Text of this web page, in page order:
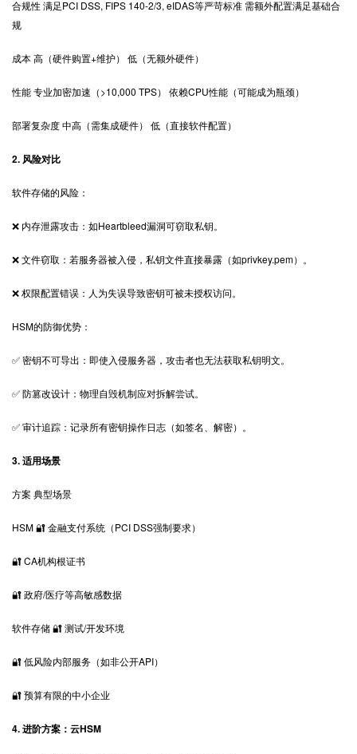
合规性 满足PCI DSS, FIPS 140-2/3, eIDAS等严苛标准 需额外配置满足基础合
规
成本 高（硬件购置+维护） 低（无额外硬件）
性能 专业加密加速（>10,000 TPS） 依赖CPU性能（可能成为瓶颈）
部署复杂度 中高（需集成硬件） 低（直接软件配置）
2. 风险对比
软件存储的风险：
❌ 内存泄露攻击：如Heartbleed漏洞可窃取私钥。
❌ 文件窃取：若服务器被入侵，私钥文件直接暴露（如privkey.pem）。
❌ 权限配置错误：人为失误导致密钥可被未授权访问。
HSM的防御优势：
✅ 密钥不可导出：即使入侵服务器，攻击者也无法获取私钥明文。
✅ 防篡改设计：物理自毁机制应对拆解尝试。
✅ 审计追踪：记录所有密钥操作日志（如签名、解密）。
3. 适用场景
方案 典型场景
HSM 🔐 金融支付系统（PCI DSS强制要求）
🔐 CA机构根证书
🔐 政府/医疗等高敏感数据
软件存储 🔐 测试/开发环境
🔐 低风险内部服务（如非公开API）
🔐 预算有限的中小企业
4. 进阶方案：云HSM